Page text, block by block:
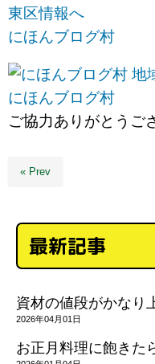
にほんブログ村
にほんブログ村
ご協力ありがとうご
« Prev
最新記事
資材の値段がかなり
2026年04月01日
お正月料理に飽きた